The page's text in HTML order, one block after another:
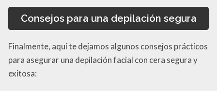
Consejos para una depilación segura
Finalmente, aquí te dejamos algunos consejos prácticos
para asegurar una depilación facial con cera segura y
exitosa: